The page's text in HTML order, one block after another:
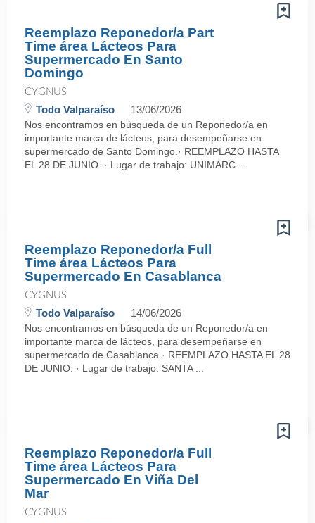
Reemplazo Reponedor/a Part
Time área Lácteos Para
Supermercado En Santo
Domingo
CYGNUS
Todo Valparaíso 13/06/2026
Nos encontramos en búsqueda de un Reponedor/a en
importante marca de lácteos, para desempeñarse en
supermercado de Santo Domingo.· REEMPLAZO HASTA
EL 28 DE JUNIO. · Lugar de trabajo: UNIMARC ...
Reemplazo Reponedor/a Full
Time área Lácteos Para
Supermercado En Casablanca
CYGNUS
Todo Valparaíso 14/06/2026
Nos encontramos en búsqueda de un Reponedor/a en
importante marca de lácteos, para desempeñarse en
supermercado de Casablanca.· REEMPLAZO HASTA EL 28
DE JUNIO. · Lugar de trabajo: SANTA ...
Reemplazo Reponedor/a Full
Time área Lácteos Para
Supermercado En Viña Del
Mar
CYGNUS